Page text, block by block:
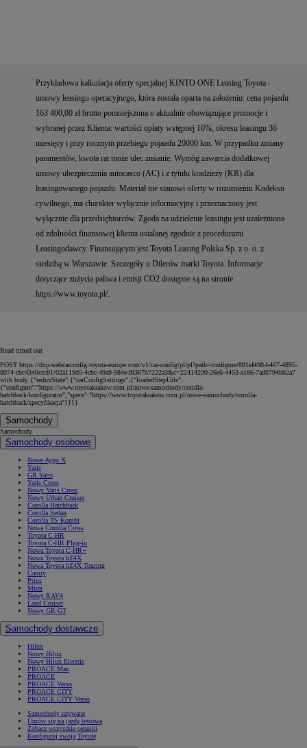
Przykładowa kalkulacja oferty specjalnej KINTO ONE Leasing Toyota -
umowy leasingu operacyjnego, która została oparta na założeniu: cena pojazdu
163 400,00 zł brutto pomniejszona o aktualnie obowiązujące promocje i
wybranej przez Klienta: wartości opłaty wstępnej 10%, okresu leasingu 36
miesięcy i przy rocznym przebiegu pojazdu 20000 km. W przypadku zmiany
paramentów, kwota rat może ulec zmianie. Wymóg zawarcia dodatkowej
umowy ubezpieczenia autocasco (AC) i z tytułu kradzieży (KR) dla
leasingowanego pojazdu. Materiał nie stanowi oferty w rozumieniu Kodeksu
cywilnego, ma charakter wyłącznie informacyjny i przeznaczony jest
wyłącznie dla przedsiębiorców. Zgoda na udzielenie leasingu jest uzależniona
od zdolności finansowej klienta ustalanej zgodnie z procedurami
Leasingodawcy. Finansującym jest Toyota Leasing Polska Sp. z o. o. z
siedzibą w Warszawie. Szczegóły u Dilerów marki Toyota. Informacje
dotyczące zużycia paliwa i emisji CO2 dostępne są na stronie
https://www.toyota.pl/.
Read timed out
POST https://dxp-webcarconfig.toyota-europe.com/v1/car-config/pl/pl?path=configure/881ef498-b467-4895-
8074-cbc4340ccc81/02a119d5-4cbc-49a9-984e-f8367b7222a3&c=22414290-26e6-4453-a186-7ad0794bb2a7
with body {"reduxState":{"carConfigSettings":{"loadedStepUrls":
{"configure":"https://www.toyotakrakow.com.pl/nowe-samochody/corolla-
hatchback/konfigurator","specs":"https://www.toyotakrakow.com.pl/nowe-samochody/corolla-
hatchback/specyfikacja"}}}}
Samochody
Samochody
Samochody osobowe
Nowe Aygo X
Yaris
GR Yaris
Yaris Cross
Nowy Yaris Cross
Nowy Urban Cruiser
Corolla Hatchback
Corolla Sedan
Corolla TS Kombi
Nowa Corolla Cross
Toyota C-HR
Toyota C-HR Plug-in
Nowa Toyota C-HR+
Nowa Toyota bZ4X
Nowa Toyota bZ4X Touring
Camry
Prius
Mirai
Nowy RAV4
Land Cruiser
Nowy GR GT
Samochody dostawcze
Hilux
Nowy Hilux
Nowy Hilux Electric
PROACE Max
PROACE
PROACE Verso
PROACE CITY
PROACE CITY Verso
Samochody używane
Umów się na jazdę testową
Zobacz wszystkie cenniki
Konfiguruj swoją Toyotę